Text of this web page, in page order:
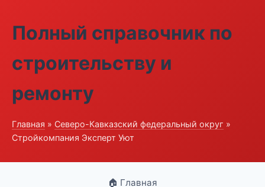
Полный справочник по
строительству и
ремонту
Главная » Северо-Кавказский федеральный округ »
Стройкомпания Эксперт Уют
🏠 Главная